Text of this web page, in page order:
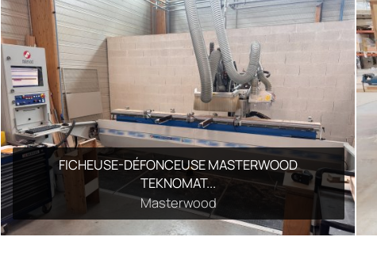
FICHEUSE-DÉFONCEUSE MASTERWOOD
TEKNOMAT...
Masterwood
RABOTEUSE CASOLIN TS630
Casolin